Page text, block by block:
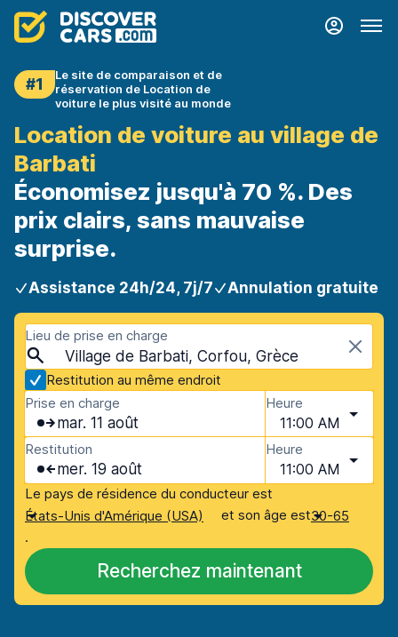
#1
Le site de comparaison et de
réservation de Location de
voiture le plus visité au monde
Location de voiture au village de
Barbati
Économisez jusqu'à 70 %. Des
prix clairs, sans mauvaise
surprise.
Assistance 24h/24, 7j/7 Annulation gratuite
Lieu de prise en charge
Village de Barbati, Corfou, Grèce
Restitution au même endroit
Prise en charge
mar. 11 août
Heure
11:00 AM
Restitution
mer. 19 août
Heure
11:00 AM
Le pays de résidence du conducteur est
États-Unis d'Amérique (USA)
et son âge est30-65
.
Recherchez maintenant